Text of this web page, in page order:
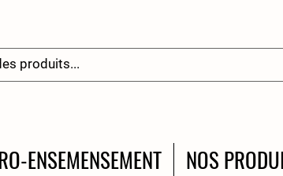
ENSEMENSEMENT NOS